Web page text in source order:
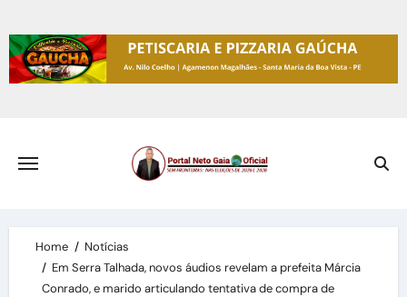
to
content
Home
Notícias
Em Serra Talhada, novos áudios revelam a prefeita Márcia
Conrado, e marido articulando tentativa de compra de